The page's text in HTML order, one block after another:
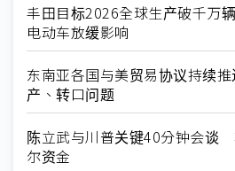
丰田目标2026全球生产破千万
电动车放缓影响
东南亚各国与美贸易协议持续
产、转口问题
陈立武与川普关键40分钟会谈
尔资金